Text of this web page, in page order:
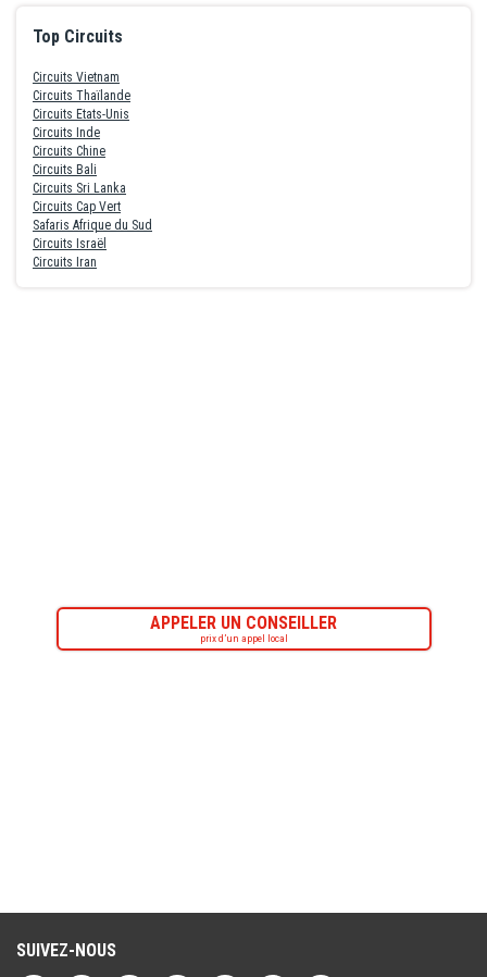
Top Circuits
Circuits Vietnam
Circuits Thaïlande
Circuits Etats-Unis
Circuits Inde
Circuits Chine
Circuits Bali
Circuits Sri Lanka
Circuits Cap Vert
Safaris Afrique du Sud
Circuits Israël
Circuits Iran
APPELER UN CONSEILLER
prix d’un appel local
SUIVEZ-NOUS